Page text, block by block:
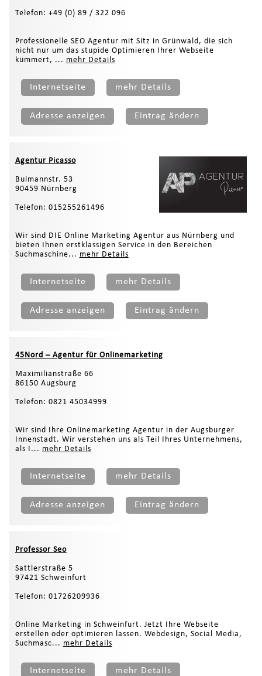
Telefon: +49 (0) 89 / 322 096
Professionelle SEO Agentur mit Sitz in Grünwald, die sich
nicht nur um das stupide Optimieren Ihrer Webseite
kümmert, ... mehr Details
Internetseite mehr Details
Adresse anzeigen Eintrag ändern
Agentur Picasso
Bulmannstr. 53
90459 Nürnberg
Telefon: 015255261496
Wir sind DIE Online Marketing Agentur aus Nürnberg und
bieten Ihnen erstklassigen Service in den Bereichen
Suchmaschine... mehr Details
Internetseite mehr Details
Adresse anzeigen Eintrag ändern
45Nord – Agentur für Onlinemarketing
Maximilianstraße 66
86150 Augsburg
Telefon: 0821 45034999
Wir sind Ihre Onlinemarketing Agentur in der Augsburger
Innenstadt. Wir verstehen uns als Teil Ihres Unternehmens,
als I... mehr Details
Internetseite mehr Details
Adresse anzeigen Eintrag ändern
Professor Seo
Sattlerstraße 5
97421 Schweinfurt
Telefon: 01726209936
Online Marketing in Schweinfurt. Jetzt Ihre Webseite
erstellen oder optimieren lassen. Webdesign, Social Media,
Suchmasc... mehr Details
Internetseite mehr Details